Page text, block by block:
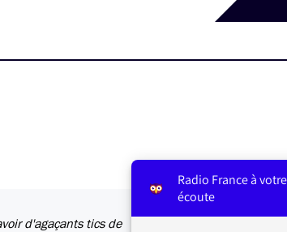
d'agaçants tics de
Radio France à votre
écoute